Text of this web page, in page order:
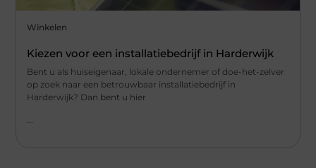
Winkelen
Kiezen voor een installatiebedrijf in Harderwijk
Bent u als huiseigenaar, lokale ondernemer of doe-het-zelver
op zoek naar een betrouwbaar installatiebedrijf in
Harderwijk? Dan bent u hier
...